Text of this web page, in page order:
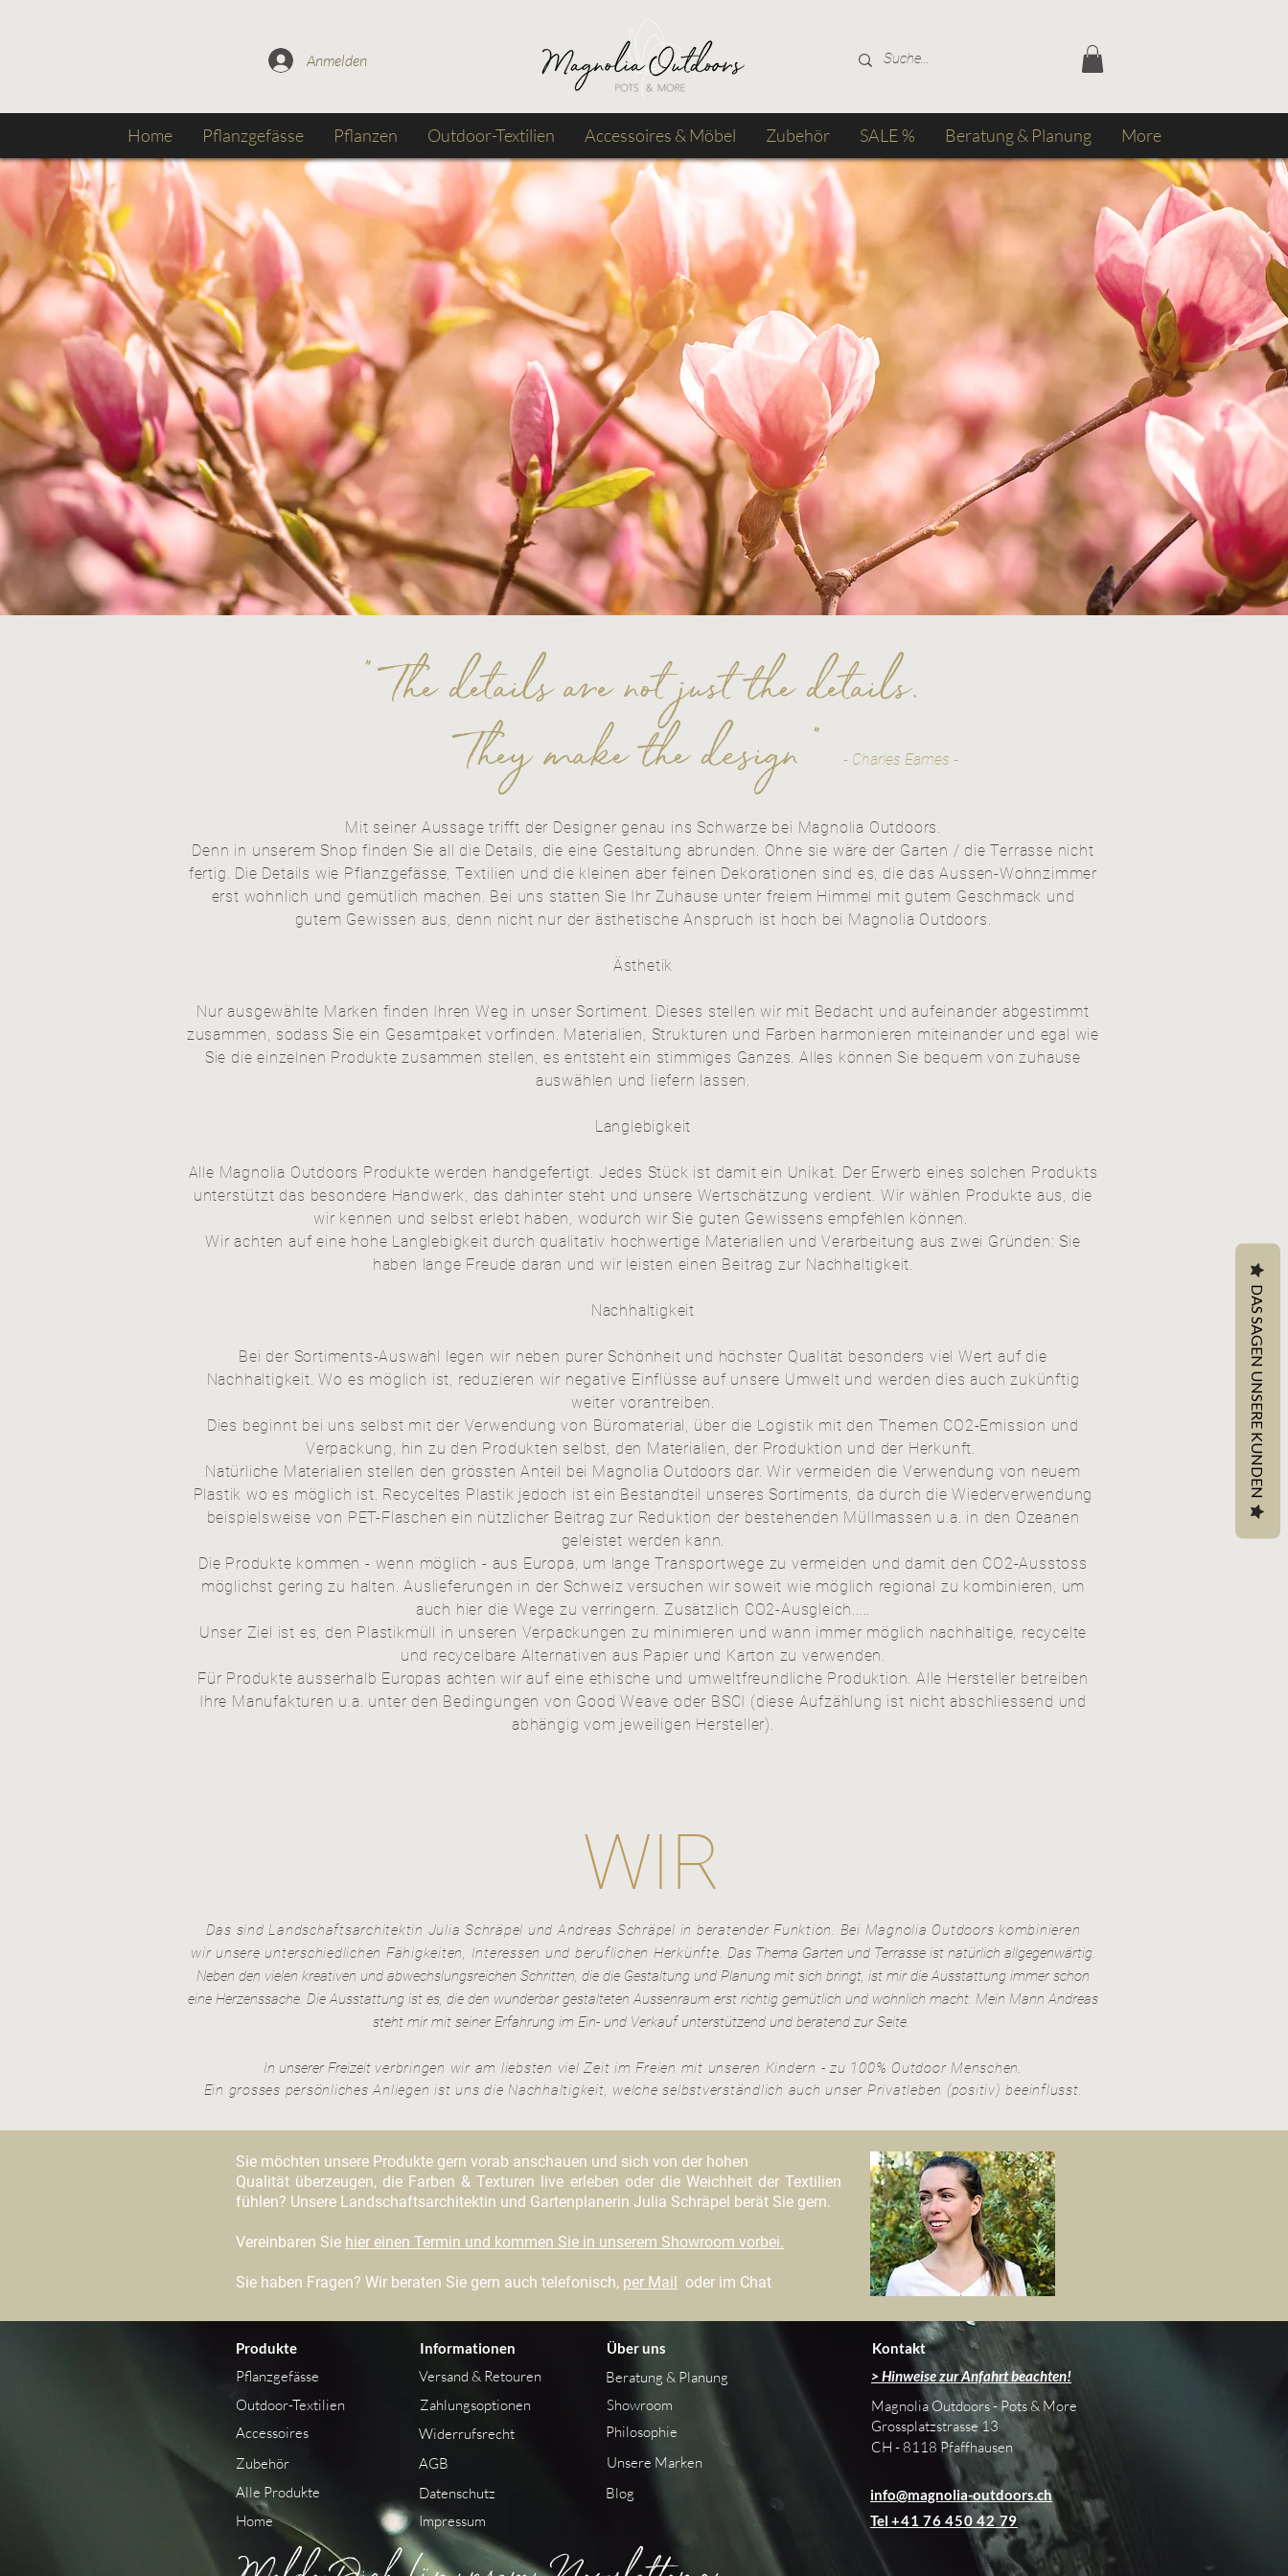
Anmelden
Home Pflanzgefässe Pflanzen Outdoor-Textilien Accessoires & Möbel Zubehör SALE % Beratung & Planung More
- Charles Eames -
" The details are not just the details.
They make the design "
Mit seiner Aussage trifft der Designer genau ins Schwarze bei Magnolia Outdoors.
Denn in unserem Shop finden Sie all die Details, die eine Gestaltung abrunden. Ohne sie wäre der Garten / die Terrasse nicht
fertig. Die Details wie Pflanzgefässe, Textilien und die kleinen aber feinen Dekorationen sind es, die das Aussen-Wohnzimmer
erst wohnlich und gemütlich machen. Bei uns statten Sie Ihr Zuhause unter freiem Himmel mit gutem Geschmack und
gutem Gewissen aus, denn nicht nur der ästhetische Anspruch ist hoch bei Magnolia Outdoors.
Ästhetik
Nur ausgewählte Marken finden Ihren Weg in unser Sortiment. Dieses stellen wir mit Bedacht und aufeinander abgestimmt
zusammen, sodass Sie ein Gesamtpaket vorfinden. Materialien, Strukturen und Farben harmonieren miteinander und egal wie
Sie die einzelnen Produkte zusammen stellen, es entsteht ein stimmiges Ganzes. Alles können Sie bequem von zuhause
auswählen und liefern lassen.
Langlebigkeit
Alle Magnolia Outdoors Produkte werden handgefertigt. Jedes Stück ist damit ein Unikat. Der Erwerb eines solchen Produkts
unterstützt das besondere Handwerk, das dahinter steht und unsere Wertschätzung verdient. Wir wählen Produkte aus, die
wir kennen und selbst erlebt haben, wodurch wir Sie guten Gewissens empfehlen können.
Wir achten auf eine hohe Langlebigkeit durch qualitativ hochwertige Materialien und Verarbeitung aus zwei Gründen: Sie
haben lange Freude daran und wir leisten einen Beitrag zur Nachhaltigkeit.
Nachhaltigkeit
Bei der Sortiments-Auswahl legen wir neben purer Schönheit und höchster Qualität besonders viel Wert auf die
Nachhaltigkeit. Wo es möglich ist, reduzieren wir negative Einflüsse auf unsere Umwelt und werden dies auch zukünftig
weiter vorantreiben.
Dies beginnt bei uns selbst mit der Verwendung von Büromaterial, über die Logistik mit den Themen CO2-Emission und
Verpackung, hin zu den Produkten selbst, den Materialien, der Produktion und der Herkunft.
Natürliche Materialien stellen den grössten Anteil bei Magnolia Outdoors dar. Wir vermeiden die Verwendung von neuem
Plastik wo es möglich ist. Recyceltes Plastik jedoch ist ein Bestandteil unseres Sortiments, da durch die Wiederverwendung
beispielsweise von PET-Flaschen ein nützlicher Beitrag zur Reduktion der bestehenden Müllmassen u.a. in den Ozeanen
geleistet werden kann.
Die Produkte kommen - wenn möglich - aus Europa, um lange Transportwege zu vermeiden und damit den CO2-Ausstoss
möglichst gering zu halten. Auslieferungen in der Schweiz versuchen wir soweit wie möglich regional zu kombinieren, um
auch hier die Wege zu verringern. Zusätzlich CO2-Ausgleich.....
Unser Ziel ist es, den Plastikmüll in unseren Verpackungen zu minimieren und wann immer möglich nachhaltige, recycelte
und recycelbare Alternativen aus Papier und Karton zu verwenden.
Für Produkte ausserhalb Europas achten wir auf eine ethische und umweltfreundliche Produktion. Alle Hersteller betreiben
Ihre Manufakturen u.a. unter den Bedingungen von Good Weave oder BSCI (diese Aufzählung ist nicht abschliessend und
abhängig vom jeweiligen Hersteller).
WIR
Das sind Landschaftsarchitektin Julia Schräpel und Andreas Schräpel in beratender Funktion. Bei Magnolia Outdoors kombinieren
wir unsere unterschiedlichen Fähigkeiten, Interessen und beruflichen Herkünfte. Das Thema Garten und Terrasse ist natürlich allgegenwärtig.
Neben den vielen kreativen und abwechslungsreichen Schritten, die die Gestaltung und Planung mit sich bringt, ist mir die Ausstattung immer schon
eine Herzenssache. Die Ausstattung ist es, die den wunderbar gestalteten Aussenraum erst richtig gemütlich und wohnlich macht. Mein Mann Andreas
steht mir mit seiner Erfahrung im Ein- und Verkauf unterstützend und beratend zur Seite.
In unserer Freizeit verbringen wir am liebsten viel Zeit im Freien mit unseren Kindern - zu 100% Outdoor Menschen.
Ein grosses persönliches Anliegen ist uns die Nachhaltigkeit, welche selbstverständlich auch unser Privatleben (positiv) beeinflusst.
Sie möchten unsere Produkte gern vorab anschauen und sich von der hohen
Qualität überzeugen, die Farben & Texturen live erleben oder die Weichheit der Textilien
fühlen? Unsere Landschaftsarchitektin und Gartenplanerin Julia Schräpel berät Sie gern.
Vereinbaren Sie hier einen Termin und kommen Sie in unserem Showroom vorbei.
Sie haben Fragen? Wir beraten Sie gern auch telefonisch, per Mail oder im Chat
Produkte
Pflanzgefässe
Outdoor-Textilien
Accessoires
Zubehör
Alle Produkte
Home
Informationen
Versand & Retouren
Zahlungsoptionen
Widerrufsrecht
AGB
Datenschutz
Über uns
Beratung & Planung
Showroom
Philosophie
Unsere Marken
Blog
Impressum
Kontakt
> Hinweise zur Anfahrt beachten!
Magnolia Outdoors - Pots & More
Grossplatzstrasse 13
CH - 8118 Pfaffhausen
info@magnolia-outdoors.ch
Tel +41 76 450 42 79
DAS SAGEN UNSERE KUNDEN